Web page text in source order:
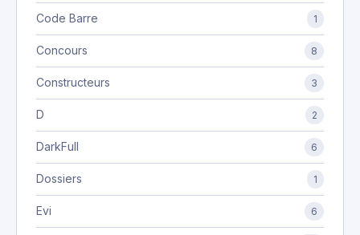
Code Barre 1
Concours 8
Constructeurs 3
D 2
DarkFull 6
Dossiers 1
Evi 6